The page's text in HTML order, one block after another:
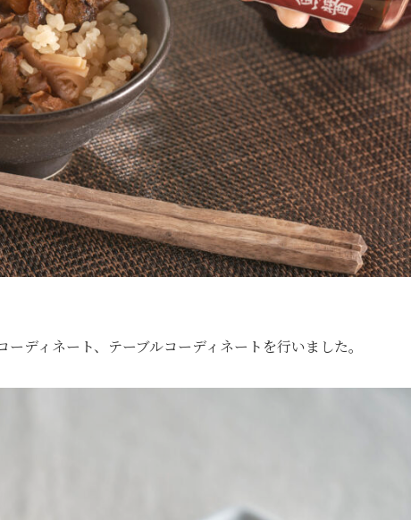
ディネート、テーブルコーディネートを行いました。